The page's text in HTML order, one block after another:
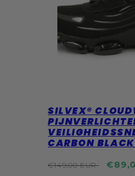
SILVEX®
CARBON BLACK
Reguliere
€149,00 EUR
Actie